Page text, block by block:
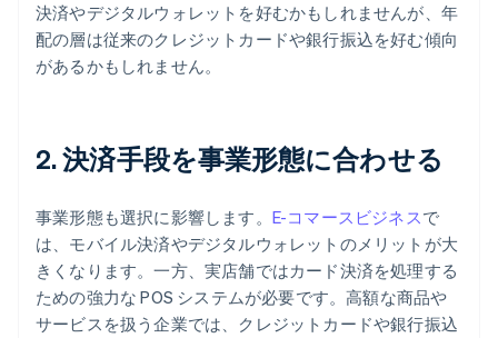
決済やデジタルウォレットを好むかもしれませんが、年
配の層は従来のクレジットカードや銀行振込を好む傾向
があるかもしれません。
2. 決済手段を事業形態に合わせる
事業形態も選択に影響します。 E-コマースビジネスで
は、モバイル決済やデジタルウォレットのメリットが大
きくなります。一方、実店舗ではカード決済を処理する
ための強力な POS システムが必要です。高額な商品や
サービスを扱う企業では、クレジットカードや銀行振込